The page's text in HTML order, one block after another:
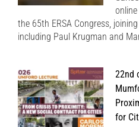
the 65th ERSA Congress,
including Paul Krugman and
22nd
for